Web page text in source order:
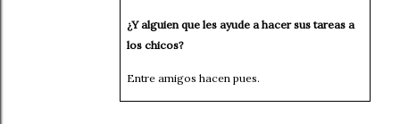
¿Y alguien que les ayude a hacer sus tareas a
los chicos?
Entre amigos hacen pues.